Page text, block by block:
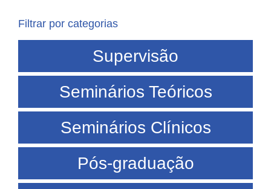
Filtrar por categorias
Supervisão
Seminários Teóricos
Seminários Clínicos
Pós-graduação